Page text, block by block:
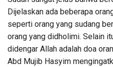
Dijelaskan ada beberapa
seperti orang yang sudang
orang yang didholimi. Selain
didengar Allah adalah doa
Abd Mujib Hasyim